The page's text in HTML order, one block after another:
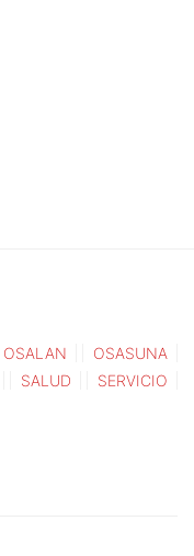
OSALAN
OSASUNA
SALUD SERVICIO